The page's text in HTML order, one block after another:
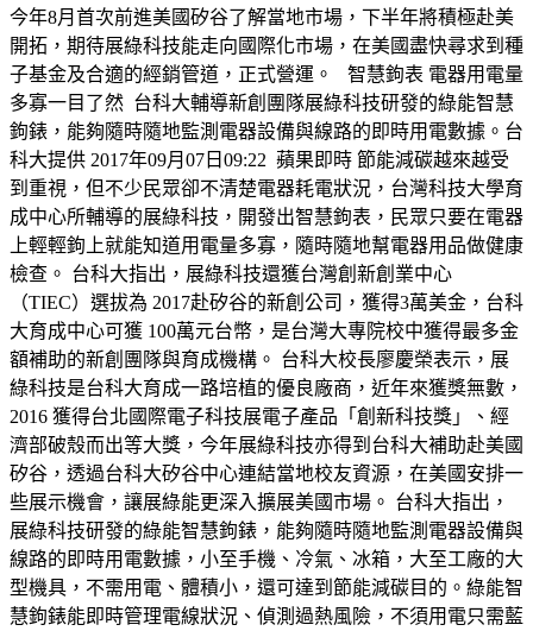
今年8月首次前進美國矽谷了解當地市場，下半年將積極赴美
開拓，期待展綠科技能走向國際化市場，在美國盡快尋求到種
子基金及合適的經銷管道，正式營運。 智慧鉤表 電器用電量
多寡一目了然 台科大輔導新創團隊展綠科技研發的綠能智慧
鉤錶，能夠隨時隨地監測電器設備與線路的即時用電數據。台
科大提供 2017年09月07日09:22 蘋果即時 節能減碳越來越受
到重視，但不少民眾卻不清楚電器耗電狀況，台灣科技大學育
成中心所輔導的展綠科技，開發出智慧鉤表，民眾只要在電器
上輕輕鉤上就能知道用電量多寡，隨時隨地幫電器用品做健康
檢查。 台科大指出，展綠科技還獲台灣創新創業中心
（TIEC）選拔為 2017赴矽谷的新創公司，獲得3萬美金，台科
大育成中心可獲 100萬元台幣，是台灣大專院校中獲得最多金
額補助的新創團隊與育成機構。 台科大校長廖慶榮表示，展
綠科技是台科大育成一路培植的優良廠商，近年來獲獎無數，
2016 獲得台北國際電子科技展電子產品「創新科技獎」、經
濟部破殼而出等大獎，今年展綠科技亦得到台科大補助赴美國
矽谷，透過台科大矽谷中心連結當地校友資源，在美國安排一
些展示機會，讓展綠能更深入擴展美國市場。 台科大指出，
展綠科技研發的綠能智慧鉤錶，能夠隨時隨地監測電器設備與
線路的即時用電數據，小至手機、冷氣、冰箱，大至工廠的大
型機具，不需用電、體積小，還可達到節能減碳目的。綠能智
慧鉤錶能即時管理電線狀況、偵測過熱風險，不須用電只需藍